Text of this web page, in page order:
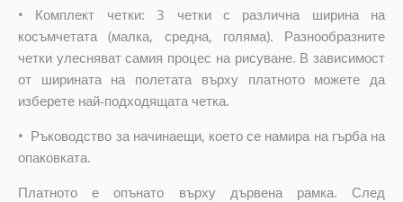
• Комплект четки: 3 четки с различна ширина на
косъмчетата (малка, средна, голяма). Разнообразните
четки улесняват самия процес на рисуване. В зависимост
от ширината на полетата върху платното можете да
изберете най-подходящата четка.
• Ръководство за начинаещи, което се намира на гърба на
опаковката.
Платното е опънато върху дървена рамка. След